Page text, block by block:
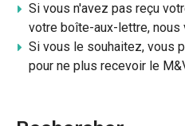
Si vous n'avez pas reçu
votre boîte-aux-lettre, nous
Si vous le souhaitez, vous
pour ne plus recevoir le